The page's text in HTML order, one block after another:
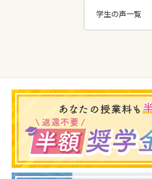
学生の声一覧